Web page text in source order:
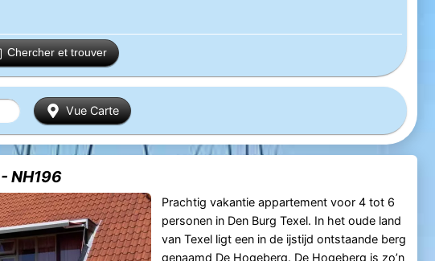
Chercher et trouver
Vue Carte
NH196
Prachtig vakantie appartement voor 4 tot 6
personen in Den Burg Texel. In het oude land
van Texel ligt een in de ijstijd ontstaande berg
genaamd De Hogeberg. De Hogeberg is zo’n